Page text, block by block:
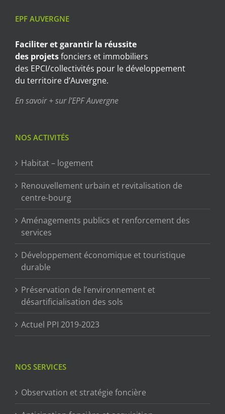
EPF AUVERGNE
Faciliter et garantir la réussite
des projetsfonciers et immobiliers
des EPCI/collectivités pour le développement
du territoire d’Auvergne.
En savoir + sur l’EPF Auvergne
NOS ACTIVITÉS
Habitat – logement
Renouvellement urbain et revitalisation de
centre-bourg
Aménagements publics et renforcement des
services
Développement économique et touristique
durable
Préservation de l’environnement et
désartificialisation des sols
Actuel PPI 2019-2023
NOS SERVICES
Observation et stratégie foncière